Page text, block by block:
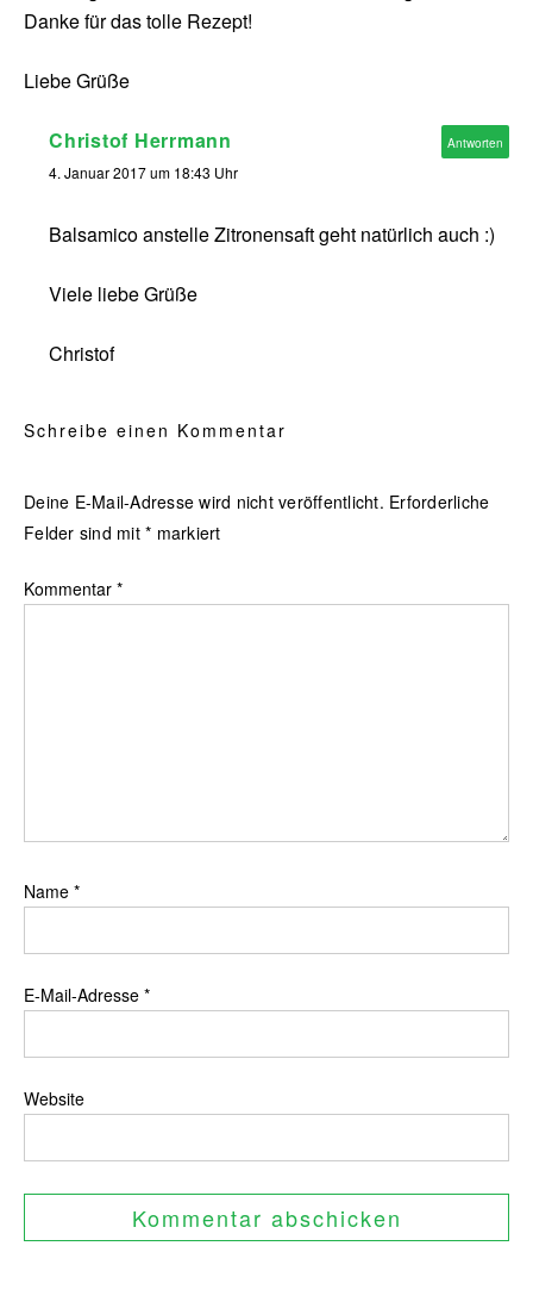
Danke für das tolle Rezept!
Liebe Grüße
Christof Herrmann
4. Januar 2017 um 18:43 Uhr
Balsamico anstelle Zitronensaft geht natürlich auch :)
Viele liebe Grüße
Christof
Antworten
Schreibe einen Kommentar
Deine E-Mail-Adresse wird nicht veröffentlicht. Erforderliche
Felder sind mit * markiert
Kommentar *
Name *
E-Mail-Adresse *
Website